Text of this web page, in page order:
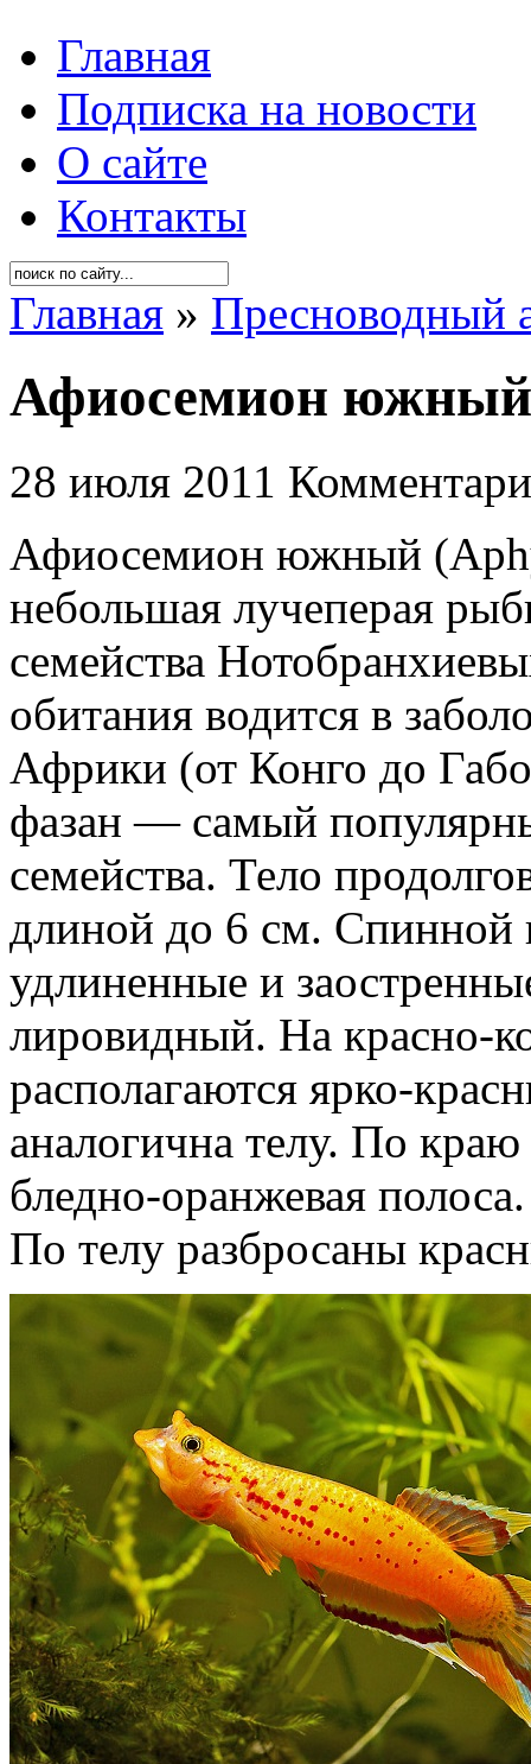
Главная
Подписка на новости
О сайте
Контакты
Главная » Пресноводный
Афиосемион южный
28 июля 2011
Афиосемион южный
небольшая лучеперая
семейства
обитания водится в
Африки (от Конго до
фазан — самый
семейства. Тело
длиной до 6 см. Спинной
удлиненные и
лировидный. На красно-
располагаются ярко-
аналогична телу. По
бледно-оранжевая
По телу разбросаны